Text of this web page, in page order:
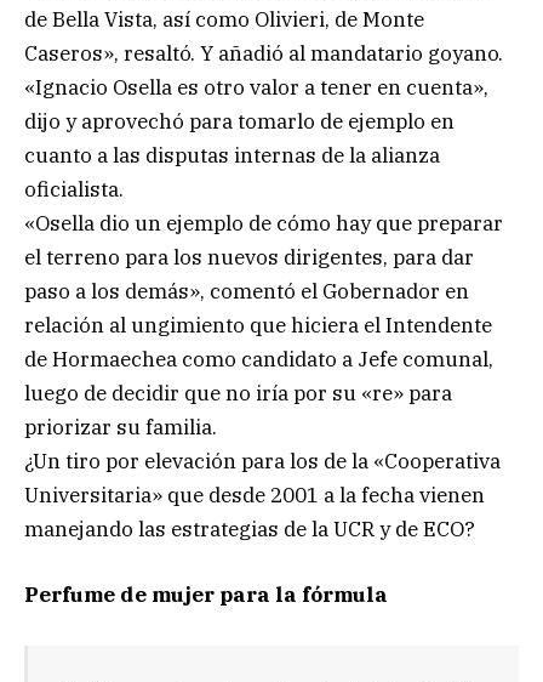
de Bella Vista, así como Olivieri, de Monte
Caseros», resaltó. Y añadió al mandatario goyano.
«Ignacio Osella es otro valor a tener en cuenta»,
dijo y aprovechó para tomarlo de ejemplo en
cuanto a las disputas internas de la alianza
oficialista.
«Osella dio un ejemplo de cómo hay que preparar
el terreno para los nuevos dirigentes, para dar
paso a los demás», comentó el Gobernador en
relación al ungimiento que hiciera el Intendente
de Hormaechea como candidato a Jefe comunal,
luego de decidir que no iría por su «re» para
priorizar su familia.
¿Un tiro por elevación para los de la «Cooperativa
Universitaria» que desde 2001 a la fecha vienen
manejando las estrategias de la UCR y de ECO?
Perfume de mujer para la fórmula